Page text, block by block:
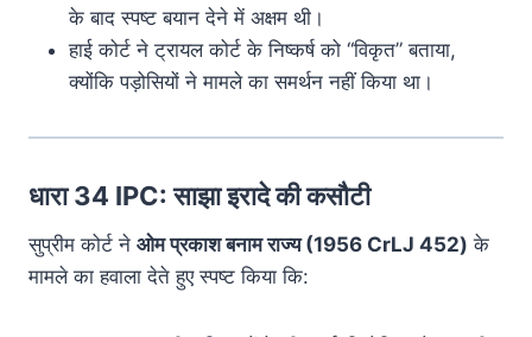
के बाद स्पष्ट बयान देने में अक्षम थी।
हाई कोर्ट ने ट्रायल कोर्ट के निष्कर्ष को “विकृत” बताया,
क्योंकि पड़ोसियों ने मामले का समर्थन नहीं किया था।
धारा 34 IPC: साझा इरादे की कसौटी
सुप्रीम कोर्ट ने ओम प्रकाश बनाम राज्य (1956 CrLJ 452) के
मामले का हवाला देते हुए स्पष्ट किया कि: